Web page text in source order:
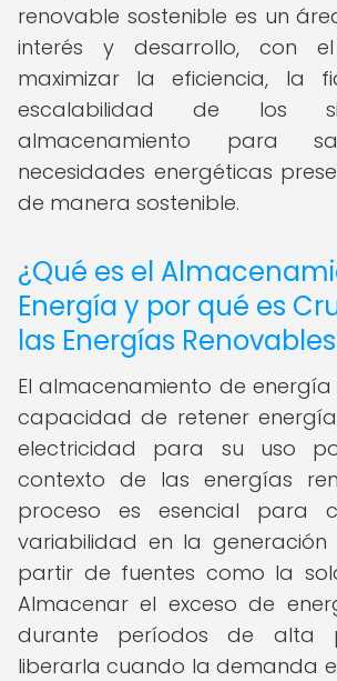
renovable sostenible es un
interés y desarrollo, con
maximizar la eficiencia, la
escalabilidad de los
almacenamiento para
necesidades energéticas
de manera sostenible.
¿Qué es el
Energía y por qué es
las Energías
El almacenamiento de
capacidad de retener
electricidad para su uso
contexto de las energías
proceso es esencial para
variabilidad en la
partir de fuentes como la
Almacenar el exceso de
durante períodos de alta
liberarla cuando la demanda